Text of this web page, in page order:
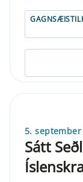
5. september
Sátt